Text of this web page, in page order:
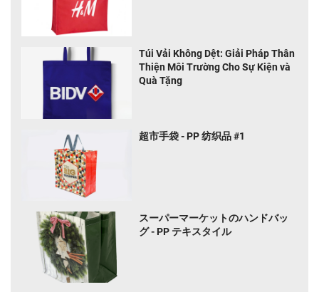
Túi Vải Không Dệt: Giải Pháp Thân
Thiện Môi Trường Cho Sự Kiện và
Quà Tặng
超市手袋 - PP 纺织品 #1
スーパーマーケットのハンドバッ
グ - PP テキスタイル